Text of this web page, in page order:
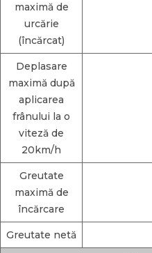
maximă de
urcărie
(încărcat)
Deplasare
maximă după
aplicarea
frânului la o
viteză de
20km/h
Greutate
maximă de
încărcare
Greutate netă